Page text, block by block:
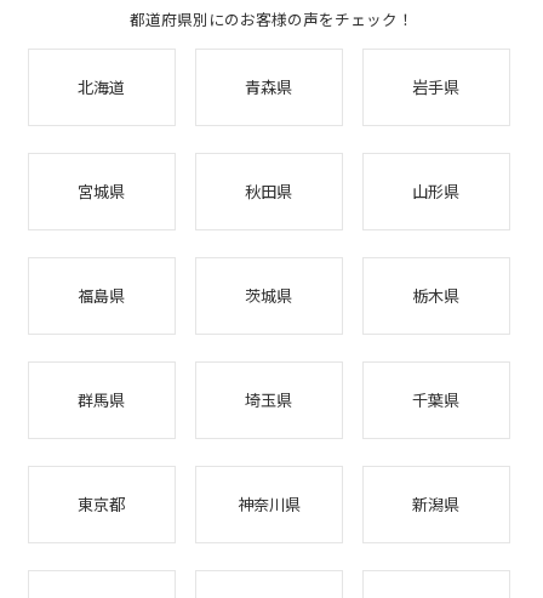
都道府県別にのお客様の声をチェック！
北海道 青森県 岩手県
宮城県 秋田県 山形県
福島県 茨城県 栃木県
群馬県 埼玉県 千葉県
東京都 神奈川県 新潟県